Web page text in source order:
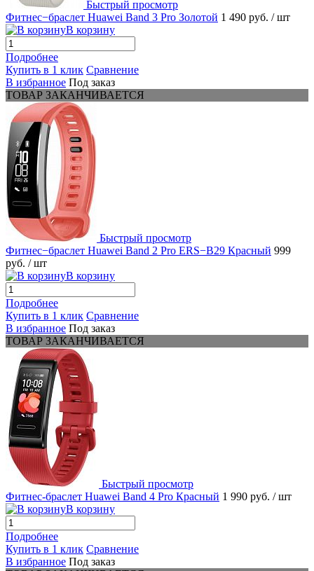
Быстрый просмотр
Фитнес−браслет Huawei Band 3 Pro Золотой 1 490 руб. / шт
В корзину
Подробнее
Купить в 1 клик Сравнение
В избранное Под заказ
ТОВАР ЗАКАНЧИВАЕТСЯ
Быстрый просмотр
Фитнес−браслет Huawei Band 2 Pro ERS−B29 Красный 999
руб. / шт
В корзину
Подробнее
Купить в 1 клик Сравнение
В избранное Под заказ
ТОВАР ЗАКАНЧИВАЕТСЯ
Быстрый просмотр
Фитнес-браслет Huawei Band 4 Pro Красный 1 990 руб. / шт
В корзину
Подробнее
Купить в 1 клик Сравнение
В избранное Под заказ